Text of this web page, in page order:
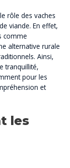
rôle des vaches
viande. En effet,
comme
alternative rurale
Ainsi,
tranquillité,
pour les
et
les